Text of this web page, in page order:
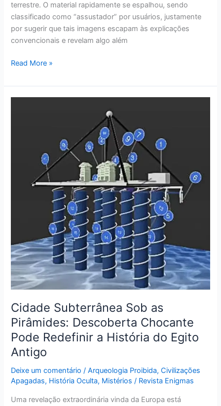
terrestre. O material rapidamente se espalhou, sendo
classificado como “assustador” por usuários, justamente
por sugerir que tais imagens escapam às explicações
convencionais e revelam algo além
Read More »
Cidade Subterrânea Sob as
Pirâmides: Descoberta Chocante
Pode Redefinir a História do Egito
Antigo
Deixe um comentário /Arqueologia Proibida,Civilizações
Apagadas, História Oculta, Mistérios / Revista Enigmas
Uma revelação extraordinária vinda da Europa está
Descoberta
Chocante
Egito
Antigo